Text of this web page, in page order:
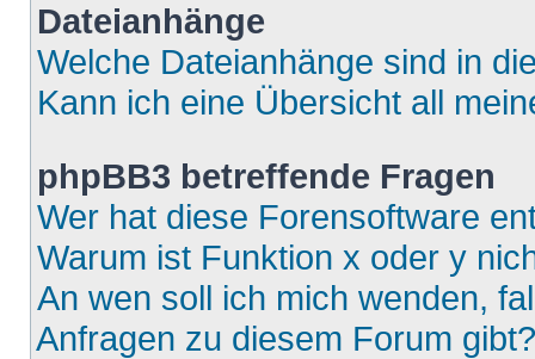
Dateianhänge
Welche Dateianhänge sind in
Kann ich eine Übersicht all
phpBB3 betreffende Fragen
Wer hat diese Forensoftware
Warum ist Funktion x oder y
An wen soll ich mich wenden,
Anfragen zu diesem Forum gibt?